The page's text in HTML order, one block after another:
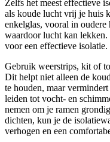
Zelfs het meest effectieve
als koude lucht vrij je huis
enkelglas, vooral in oudere
waardoor lucht kan
voor een effectieve isolatie.
Gebruik weerstrips, kit of
Dit helpt niet alleen de
te houden, maar
leiden tot vocht- en
nemen om je ramen
dichten, kun je de
verhogen en een